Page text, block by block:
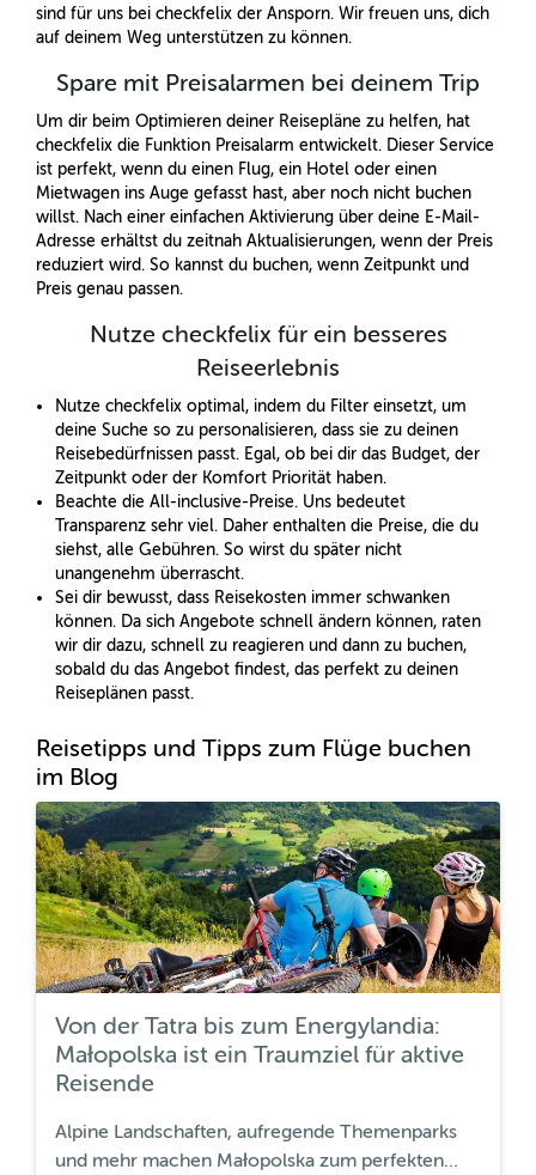
sind für uns bei checkfelix der Ansporn. Wir freuen uns, dich
auf deinem Weg unterstützen zu können.
Spare mit Preisalarmen bei deinem Trip
Um dir beim Optimieren deiner Reisepläne zu helfen, hat
checkfelix die Funktion Preisalarm entwickelt. Dieser Service
ist perfekt, wenn du einen Flug, ein Hotel oder einen
Mietwagen ins Auge gefasst hast, aber noch nicht buchen
willst. Nach einer einfachen Aktivierung über deine E-Mail-
Adresse erhältst du zeitnah Aktualisierungen, wenn der Preis
reduziert wird. So kannst du buchen, wenn Zeitpunkt und
Preis genau passen.
Nutze checkfelix für ein besseres
Reiseerlebnis
Nutze checkfelix optimal, indem du Filter einsetzt, um
deine Suche so zu personalisieren, dass sie zu deinen
Reisebedürfnissen passt. Egal, ob bei dir das Budget, der
Zeitpunkt oder der Komfort Priorität haben.
Beachte die All-inclusive-Preise. Uns bedeutet
Transparenz sehr viel. Daher enthalten die Preise, die du
siehst, alle Gebühren. So wirst du später nicht
unangenehm überrascht.
Sei dir bewusst, dass Reisekosten immer schwanken
können. Da sich Angebote schnell ändern können, raten
wir dir dazu, schnell zu reagieren und dann zu buchen,
sobald du das Angebot findest, das perfekt zu deinen
Reiseplänen passt.
Reisetipps und Tipps zum Flüge buchen
im Blog
Von der Tatra bis zum Energylandia:
Małopolska ist ein Traumziel für aktive
Reisende
Alpine Landschaften, aufregende Themenparks
und mehr machen Małopolska zum perfekten